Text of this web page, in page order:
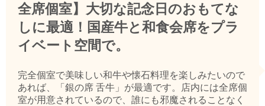
全席個室】大切な記念日のおもてな
しに最適！国産牛と和食会席をプラ
イベート空間で。
完全個室で美味しい和牛や懐石料理を楽しみたいので
あれば、「銀の席 舌牛」が最適です。店内には全席個
室が用意されているので、誰にも邪魔されることなく